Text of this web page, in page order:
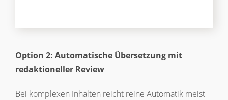
Option 2: Automatische Übersetzung mit
redaktioneller Review
Bei komplexen Inhalten reicht reine Automatik meist